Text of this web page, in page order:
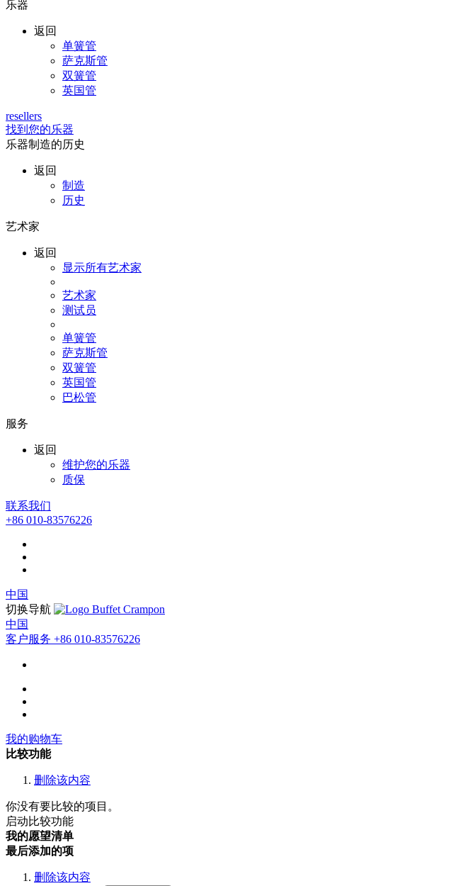
乐器
返回
单簧管
萨克斯管
双簧管
英国管
resellers
找到您的乐器
乐器制造的历史
返回
制造
历史
艺术家
返回
显示所有艺术家
艺术家
测试员
单簧管
萨克斯管
双簧管
英国管
巴松管
服务
返回
维护您的乐器
质保
联系我们
+86 010-83576226
中国
切换导航
中国
客户服务 +86 010-83576226
我的购物车
比较功能
删除该内容
你没有要比较的项目。
启动比较功能
我的愿望清单
最后添加的项
删除该内容